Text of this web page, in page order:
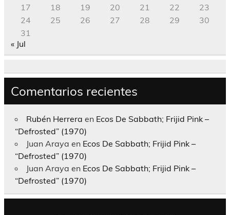
17
18 19 20 21 22
23
24
25 26 27 28 29
30
31
« Jul
Comentarios recientes
Rubén Herrera en Ecos De Sabbath; Frijid Pink –
“Defrosted” (1970)
Juan Araya en Ecos De Sabbath; Frijid Pink –
“Defrosted” (1970)
Juan Araya en Ecos De Sabbath; Frijid Pink –
“Defrosted” (1970)